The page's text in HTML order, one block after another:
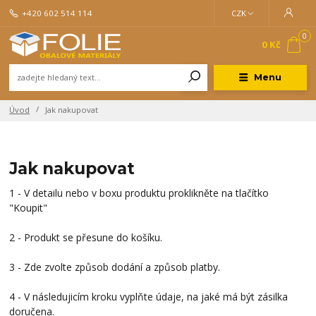
Menu
CZK
+420 602 514 114
0
0 Kč
Úvod Jak nakupovat
Jak nakupovat
1 - V detailu nebo v boxu produktu proklikněte na tlačítko
"Koupit"
2 - Produkt se přesune do košíku.
3 - Zde zvolte způsob dodání a způsob platby.
4 - V následujicím kroku vyplňte údaje, na jaké má být zásilka
doručena.